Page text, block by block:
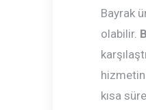
Bayrak
olabilir.
kısa